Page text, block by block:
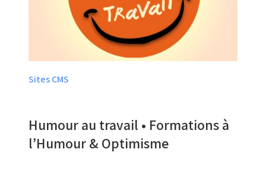
Sites CMS
Humour au travail • Formations à
l’Humour & Optimisme